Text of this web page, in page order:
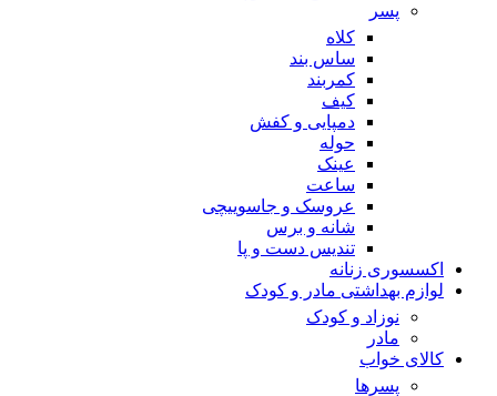
پسر
کلاه
ساس بند
کمربند
کیف
دمپایی و کفش
حوله
عینک
ساعت
عروسک و جاسوییچی
شانه و برس
تندیس دست و پا
اکسسوری زنانه
لوازم بهداشتی مادر و کودک
نوزاد و کودک
مادر
کالای خواب
پسرها